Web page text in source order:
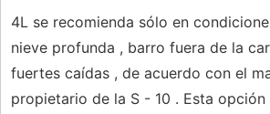
4L se recomienda sólo en
nieve profunda , barro fuera de la
fuertes caídas , de acuerdo con el
propietario de la S - 10 . Esta opción